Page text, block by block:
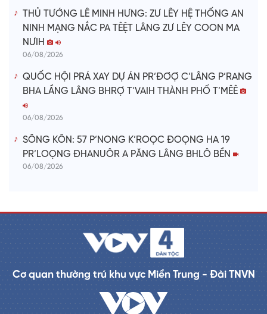
THỦ TƯỚNG LÊ MINH HƯNG: ZƯ LÊY HỆ THỐNG AN
NINH MẠNG NẮC PA TÊỆT LÂNG ZƯ LÊY COON MA
NƯIH
06/08/2026
QUỐC HỘI PRÁ XAY DỰ ÁN PR’ĐƠỢ C’LÂNG P’RANG
BHA LẦNG LÂNG BHRỢ T’VAIH THÀNH PHỐ T’MÊÊ
06/08/2026
SÔNG KÔN: 57 P’NONG K’ROỌC ĐOỌNG HA 19
PR’LOỌNG ĐHANUÔR A PĂNG LÂNG BHLÔ BỀN
06/08/2026
Cơ quan thường trú khu vực Miền Trung - Đài TNVN